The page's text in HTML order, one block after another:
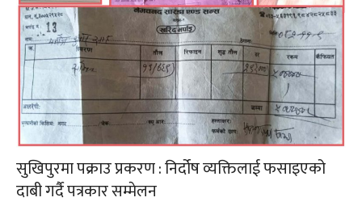
सुखिपुरमा पक्राउ प्रकरण : निर्दोष व्यक्तिलाई फसाइएको
दाबी गर्दै पत्रकार सम्मेलन